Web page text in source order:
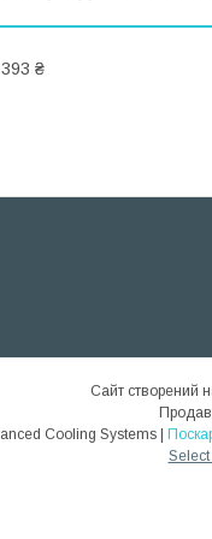
393 ₴
Сайт створений
ACS - Advanced Cooling Systems |